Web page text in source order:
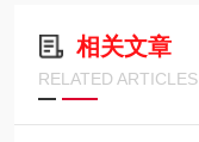
相关文章
RELATED ARTICLES